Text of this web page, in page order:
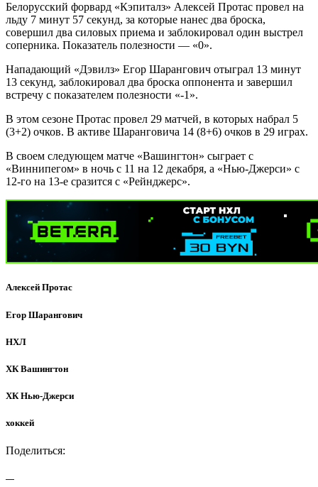
Белорусский форвард «Кэпиталз» Алексей Протас провел на
льду 7 минут 57 секунд, за которые нанес два броска,
совершил два силовых приема и заблокировал один выстрел
соперника. Показатель полезности — «0».
Нападающий «Дэвилз» Егор Шарангович отыграл 13 минут
13 секунд, заблокировал два броска оппонента и завершил
встречу с показателем полезности «-1».
В этом сезоне Протас провел 29 матчей, в которых набрал 5
(3+2) очков. В активе Шаранговича 14 (8+6) очков в 29 играх.
В своем следующем матче «Вашингтон» сыграет с
«Виннипегом» в ночь с 11 на 12 декабря, а «Нью-Джерси» с
12-го на 13-е сразится с «Рейнджерс».
Алексей Протас
Егор Шарангович
НХЛ
ХК Вашингтон
ХК Нью-Джерси
хоккей
Поделиться: